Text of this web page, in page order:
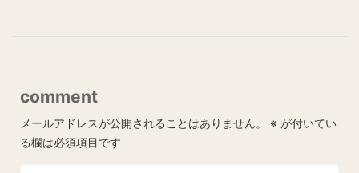
comment
メールアドレスが公開されることはありません。 ※ が付いてい
る欄は必須項目です